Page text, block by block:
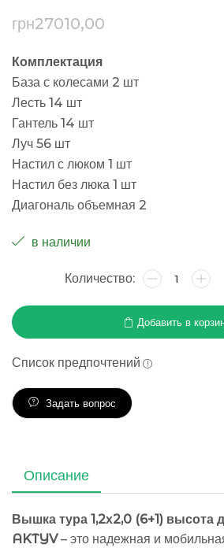
грн27010,00
Комплектация
База с колесами 2 шт
Лесть 14 шт
Гантель 14 шт
Луч 56 шт
Настил с люком 1 шт
Настил без люка 1 шт
Диагональ объемная 2
в наличии
Добавить в
Список предпочтений
Задать вопрос
Описание
Вышка тура 1,2х2,0 (6+1) высота
AKTYV– это надежная и